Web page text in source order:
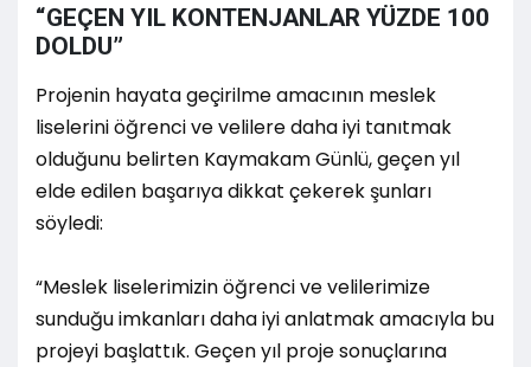
“GEÇEN YIL KONTENJANLAR YÜZDE 100
DOLDU”
Projenin hayata geçirilme amacının meslek
liselerini öğrenci ve velilere daha iyi tanıtmak
olduğunu belirten Kaymakam Günlü, geçen yıl
elde edilen başarıya dikkat çekerek şunları
söyledi:
“Meslek liselerimizin öğrenci ve velilerimize
sunduğu imkanları daha iyi anlatmak amacıyla bu
projeyi başlattık. Geçen yıl proje sonuçlarına